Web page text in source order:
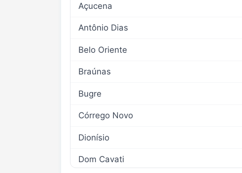
Açucena
Antônio Dias
Belo Oriente
Braúnas
Bugre
Córrego Novo
Dionísio
Dom Cavati